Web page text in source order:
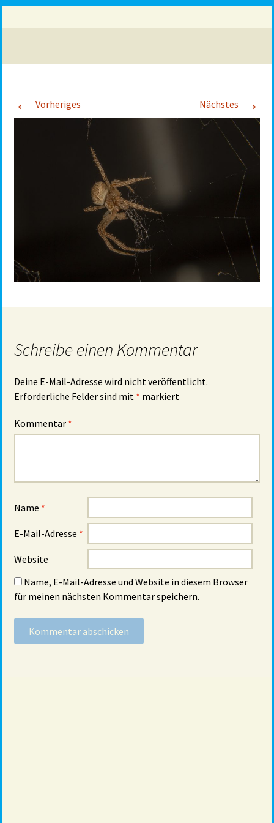
← Vorheriges Nächstes →
Schreibe einen Kommentar
Deine E-Mail-Adresse wird nicht veröffentlicht.
Erforderliche Felder sind mit * markiert
Kommentar *
Name *
E-Mail-Adresse *
Website
Name, E-Mail-Adresse und Website in diesem Browser
für meinen nächsten Kommentar speichern.